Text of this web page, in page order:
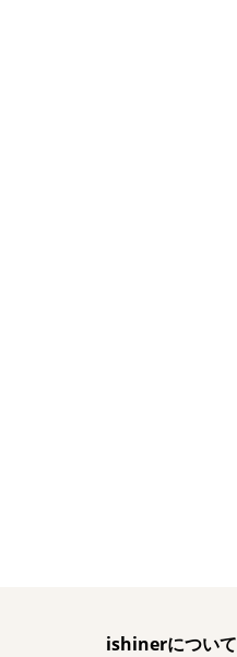
ishinerについて